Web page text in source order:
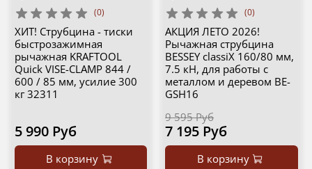
(0)
ХИТ! Струбцина - тиски
быстрозажимная
рычажная KRAFTOOL
Quick VISE-CLAMP 844 /
600 / 85 мм, усилие 300
кг 32311
5 990 Руб
В корзину
(0)
АКЦИЯ ЛЕТО 2026!
Рычажная струбцина
BESSEY classiX 160/80 мм,
7.5 кН, для работы с
металлом и деревом BE-
GSH16
9 595 Руб
7 195 Руб
В корзину